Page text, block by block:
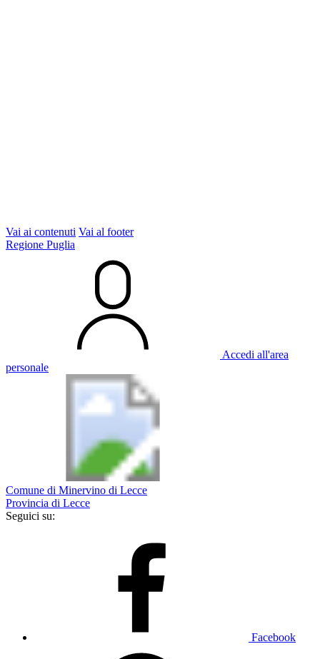
Vai ai contenuti Vai al footer
Regione Puglia
Accedi all'area
personale
Comune di Minervino di Lecce
Provincia di Lecce
Seguici su:
Facebook